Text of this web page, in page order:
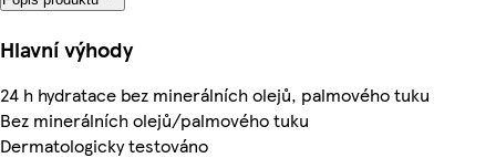
Hlavní výhody
24 h hydratace bez minerálních olejů, palmového tuku
Bez minerálních olejů/palmového tuku
Dermatologicky testováno